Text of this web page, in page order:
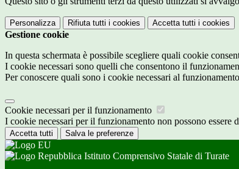
Personalizza Rifiuta tutti i cookies Accetta tutti i cookies
Gestione cookie
In questa schermata è possibile scegliere quali cookie
I cookie necessari sono quelli che consentono il
Per conoscere quali sono i cookie necessari al
Cookie necessari per il funzionamento
I cookie necessari per il funzionamento non possono
Accetta tutti Salva le preferenze
Istituto Comprensivo Statale di Turate